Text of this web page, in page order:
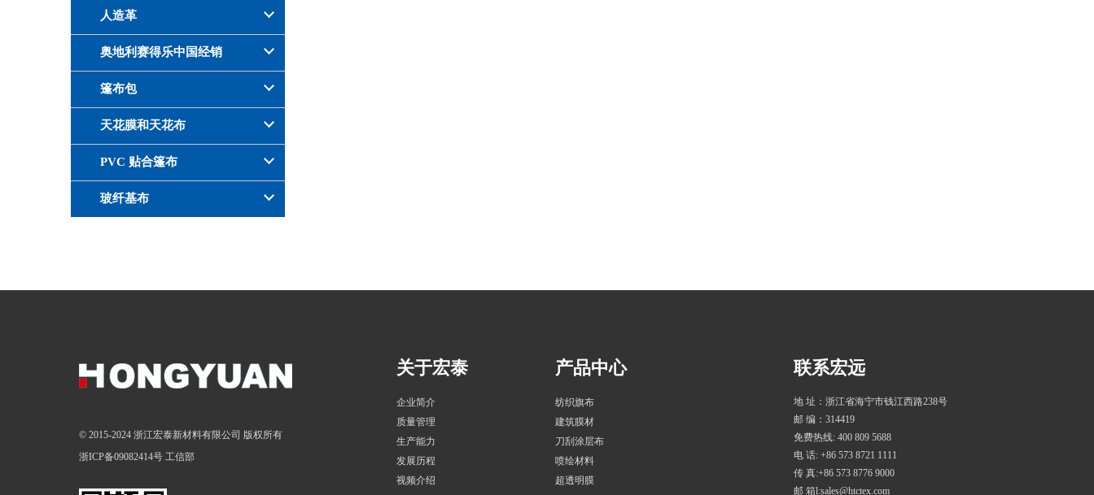
人造革
奥地利赛得乐中国经销
篷布包
天花膜和天花布
PVC 贴合篷布
玻纤基布
© 2015-2024 浙江宏泰新材料有限公司 版权所有
浙ICP备09082414号 工信部
关于宏泰
企业简介
质量管理
生产能力
发展历程
视频介绍
产品中心
纺织旗布
建筑膜材
刀刮涂层布
喷绘材料
超透明膜
联系宏远
地 址：浙江省海宁市钱江西路238号
邮 编：314419
免费热线: 400 809 5688
电 话: +86 573 8721 1111
传 真:+86 573 8776 9000
邮 箱l:sales@htctex.com